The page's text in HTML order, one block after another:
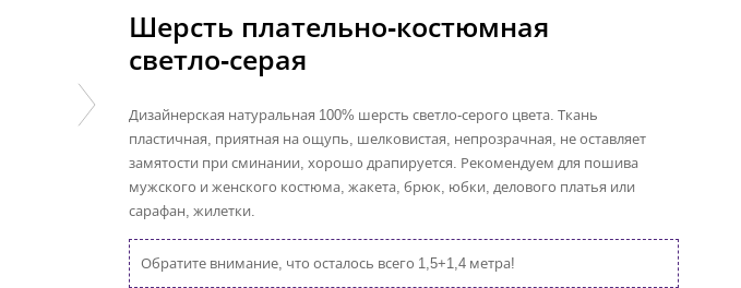
Шерсть плательно-костюмная
светло-серая
Дизайнерская натуральная 100% шерсть светло-серого цвета. Ткань
пластичная, приятная на ощупь, шелковистая, непрозрачная, не оставляет
замятости при сминании, хорошо драпируется. Рекомендуем для пошива
мужского и женского костюма, жакета, брюк, юбки, делового платья или
сарафан, жилетки.
Обратите внимание, что осталось всего 1,5+1,4 метра!